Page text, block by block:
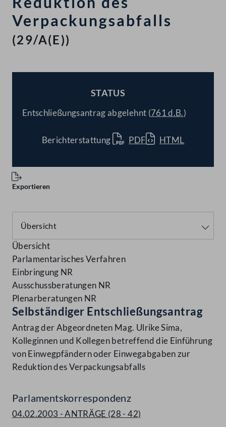
Verpackungsabfalls
(29/A(E))
STATUS
Entschließungsantrag abgelehnt (761 d.B.)
Berichterstattung PDF HTML
Exportieren
Übersicht
Parlamentarisches Verfahren
Einbringung NR
Ausschussberatungen NR
Plenarberatungen NR
Selbständiger Entschließungsantrag
Antrag der Abgeordneten Mag. Ulrike Sima,
Kolleginnen und Kollegen betreffend die Einführung
von Einwegpfändern oder Einwegabgaben zur
Reduktion des Verpackungsabfalls
Parlamentskorrespondenz
04.02.2003 - ANTRÄGE (28 - 42)